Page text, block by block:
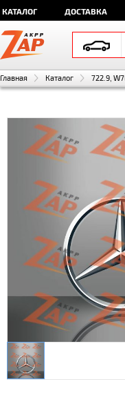
КАТАЛОГ ДОСТАВКА
Главная Каталог 722.9,